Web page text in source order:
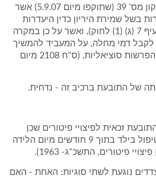
אף טרם תוקן תיקון מס' 39 (שתוקפו מיום 5.9.07) אשר
בשל שמירת היריון כדין היעדרות
מפאת מחלה (סעיף 7 (ג) (1) לחוק), ואשר על כן במקרה
לקבל דמי מחלה, על המעביד להמשיך
ולהפריש עבורה הפרשות סוציאליות. (ס"ח 2108 מיום
של התובעת ברכיב זה - נדחית.
התובעת זכאית לפיצויי פיטורים שכן
התפטרה לרגל טיפול בילד בתוך 9 חודשים מיום הלידה
נוגעת לשתי סוגיות: האחת - האם